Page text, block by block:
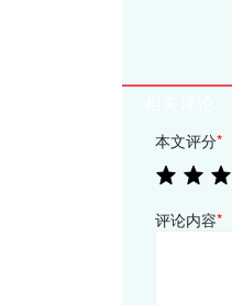
本文评分*
评论内容*